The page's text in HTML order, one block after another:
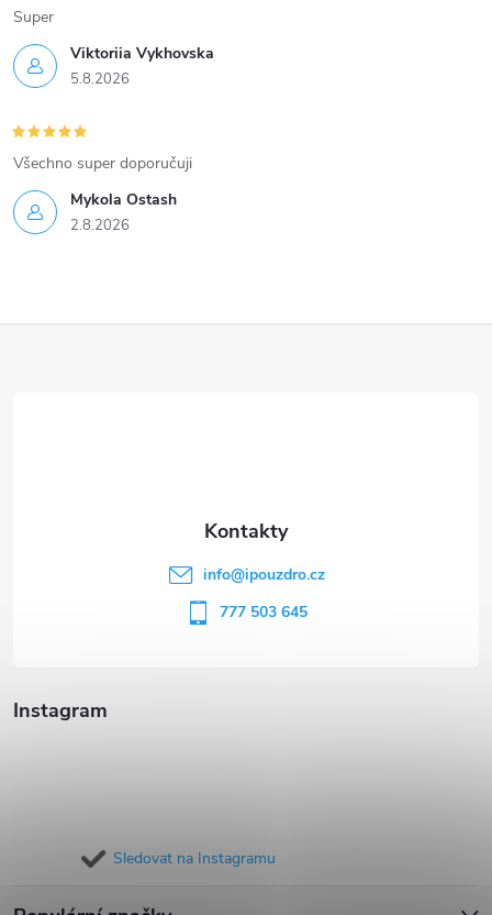
Viktoriia Vykhovska
5.8.2026
Super
Mykola Ostash
2.8.2026
Všechno super doporučuji
Instagram
Sledovat na Instagramu
info@ipouzdro.cz
777 503 645